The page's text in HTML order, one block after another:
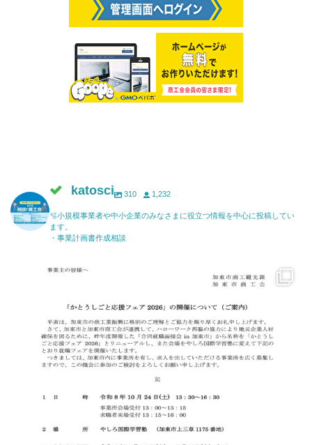
katosci 310 1,232
🫧小規模事業者や中小企業のみなさまに役立つ情報を中心に投稿してい
ます。
・事業計画書作成相談